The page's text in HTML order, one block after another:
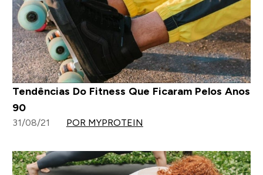
Tendências Do Fitness Que Ficaram Pelos Anos
90
31/08/21 POR MYPROTEIN